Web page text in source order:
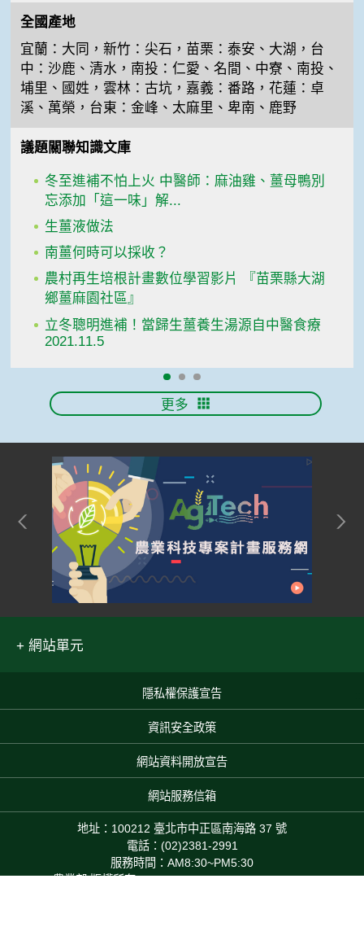
全國產地
宜蘭：大同，新竹：尖石，苗栗：泰安、大湖，台
中：沙鹿、清水，南投：仁愛、名間、中寮、南投、
埔里、國姓，雲林：古坑，嘉義：番路，花蓮：卓
溪、萬榮，台東：金峰、太麻里、卑南、鹿野
議題關聯知識文庫
冬至進補不怕上火 中醫師：麻油雞、薑母鴨別
忘添加「這一味」解...
生薑液做法
南薑何時可以採收？
農村再生培根計畫數位學習影片 『苗栗縣大湖
鄉薑麻園社區』
立冬聰明進補！當歸生薑養生湯源自中醫食療
2021.11.5
更多
網站單元
隱私權保護宣告
資訊安全政策
網站資料開放宣告
網站服務信箱
地址：100212 臺北市中正區南海路 37 號
電話：(02)2381-2991
服務時間：AM8:30~PM5:30
農業部 版權所有 © 2025 MOA All Rights Reserved.